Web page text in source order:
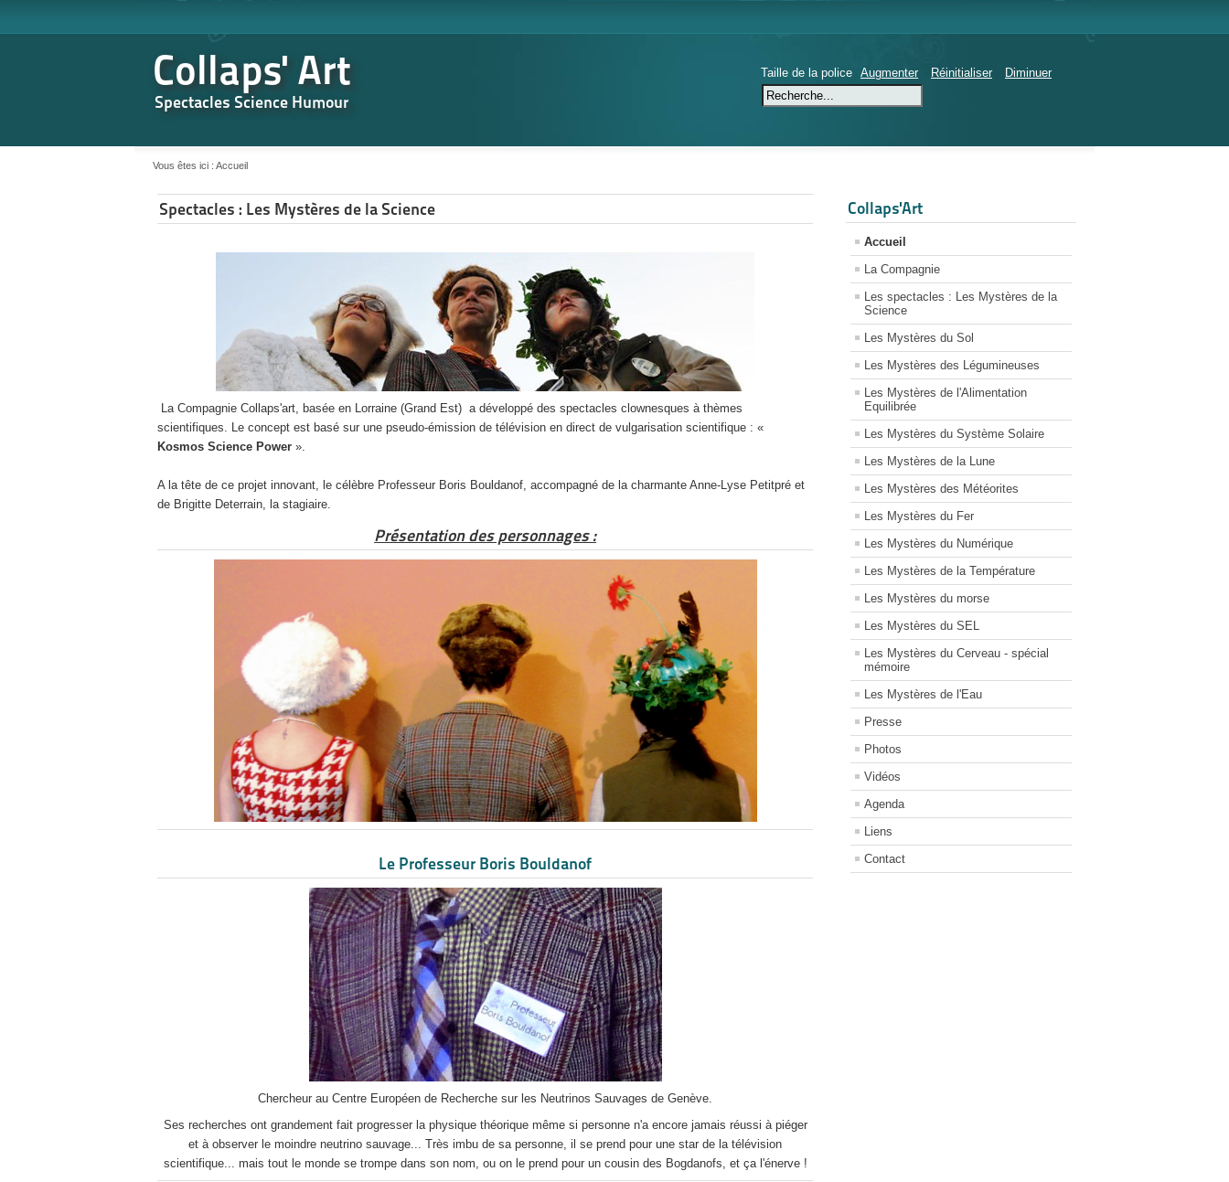
Collaps' Art
Spectacles Science Humour
Taille de la police Augmenter Réinitialiser Diminuer
Vous êtes ici : Accueil
Spectacles : Les Mystères de la Science
La Compagnie Collaps'art, basée en Lorraine (Grand Est) a développé des spectacles clownesques à thèmes
scientifiques. Le concept est basé sur une pseudo-émission de télévision en direct de vulgarisation scientifique : «
Kosmos Science Power ».
A la tête de ce projet innovant, le célèbre Professeur Boris Bouldanof, accompagné de la charmante Anne-Lyse Petitpré et
de Brigitte Deterrain, la stagiaire.
Présentation des personnages :
Le Professeur Boris Bouldanof
Chercheur au Centre Européen de Recherche sur les Neutrinos Sauvages de Genève.
Ses recherches ont grandement fait progresser la physique théorique même si personne n'a encore jamais réussi à piéger
et à observer le moindre neutrino sauvage... Très imbu de sa personne, il se prend pour une star de la télévision
scientifique... mais tout le monde se trompe dans son nom, ou on le prend pour un cousin des Bogdanofs, et ça l'énerve !
Collaps'Art
Accueil
La Compagnie
Les spectacles : Les Mystères de la
Science
Les Mystères du Sol
Les Mystères des Légumineuses
Les Mystères de l'Alimentation
Equilibrée
Les Mystères du Système Solaire
Les Mystères de la Lune
Les Mystères des Météorites
Les Mystères du Fer
Les Mystères du Numérique
Les Mystères de la Température
Les Mystères du morse
Les Mystères du SEL
Les Mystères du Cerveau - spécial
mémoire
Les Mystères de l'Eau
Presse
Photos
Vidéos
Agenda
Liens
Contact